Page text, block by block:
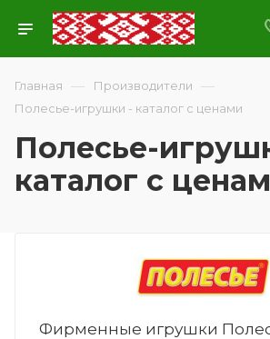
Главная — Производители —
Полесье-игрушки - каталог с ценами
Полесье-
каталог с
Фирменные игрушки